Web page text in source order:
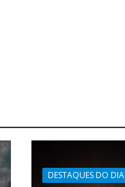
DESTAQUES DO DIA